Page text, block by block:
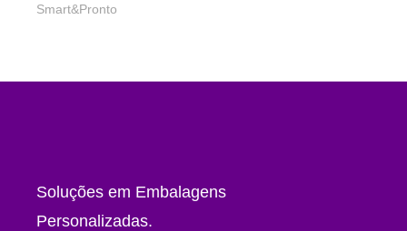
Smart&Pronto
Soluções em Embalagens
Personalizadas.